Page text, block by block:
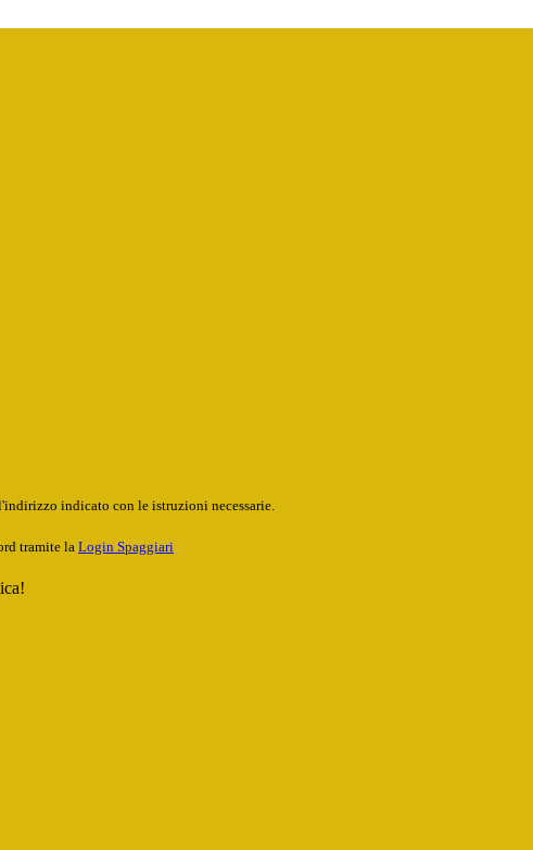
indicato con le istruzioni necessarie.
tramite la Login Spaggiari